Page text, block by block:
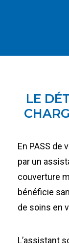
LE
En PASS de
par un
couverture
bénéficie
de soins en
L’assistant